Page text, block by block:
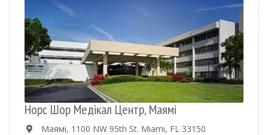
Норс Шор Медікал Центр, Маямі
Маямі, 1100 NW 95th St. Miami, FL 33150